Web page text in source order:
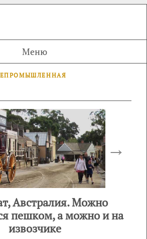
Меню
→
Австралия. Можно
пешком, а можно и на
извозчике